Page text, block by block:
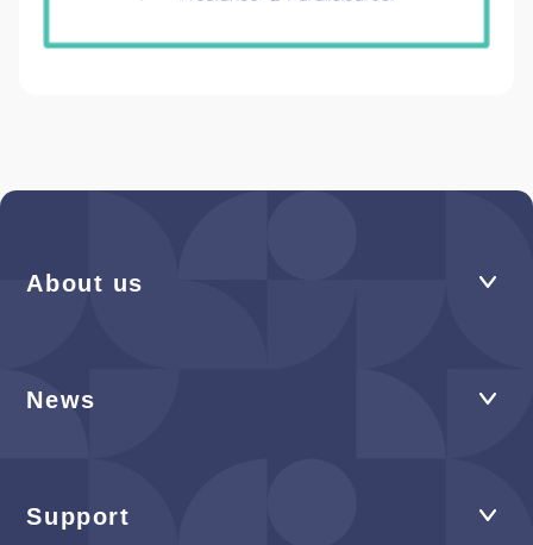
About us
News
Support